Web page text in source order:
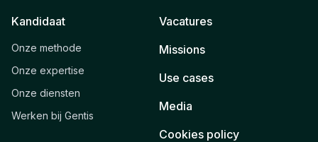
Kandidaat
Onze methode
Onze expertise
Onze diensten
Werken bij Gentis
Vacatures
Missions
Use cases
Media
Cookies policy